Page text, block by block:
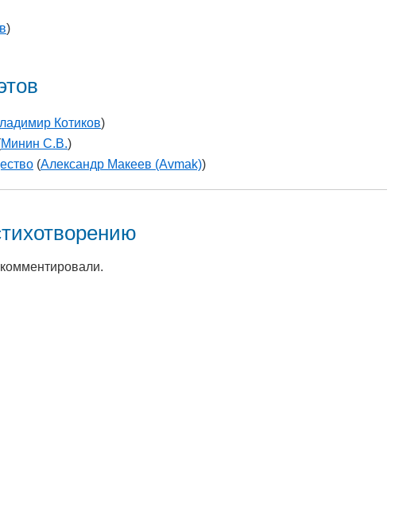
)
Котиков)
Минин С.В.)
(Александр Макеев (Avmak))